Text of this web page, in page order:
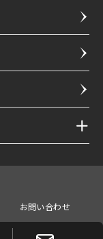
お問い合わせ